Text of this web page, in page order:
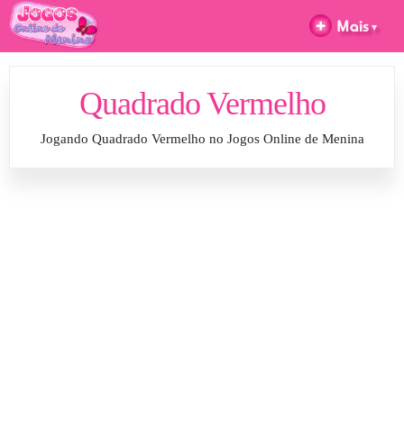
Quadrado Vermelho
Jogando Quadrado Vermelho no Jogos Online de Menina